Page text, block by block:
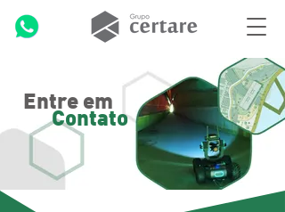
Contato
Entre em